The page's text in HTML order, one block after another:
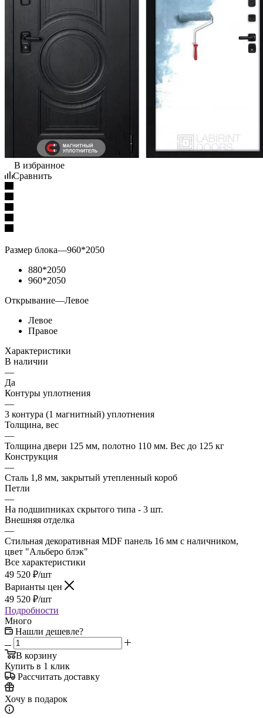
В избранное
Сравнить
Размер блока—960*2050
880*2050
960*2050
Открывание—Левое
Левое
Правое
Характеристики
В наличии
—
Да
Контуры уплотнения
—
3 контура (1 магнитный) уплотнения
Толщина, вес
—
Толщина двери 125 мм, полотно 110 мм. Вес до 125 кг
Конструкция
—
Сталь 1,8 мм, закрытый утепленный короб
Петли
—
На подшипниках скрытого типа - 3 шт.
Внешняя отделка
—
Стильная декоративная MDF панель 16 мм с наличником,
цвет "Альберо блэк"
Все характеристики
49 520 ₽/шт
Варианты цен
49 520 ₽/шт
Подробности
Много
Нашли дешевле?
В корзину
Купить в 1 клик
Рассчитать доставку
Хочу в подарок